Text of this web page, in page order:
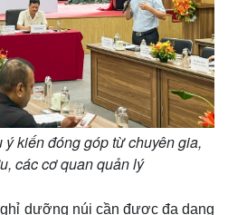
Thị trường
Giá vàng
Tiêu dùng
Tỷ giá
Chứng khoán
Giá cà phê
kiến đóng góp từ chuyên gia,
các cơ quan quản lý
dưỡng núi cần được đa dạng